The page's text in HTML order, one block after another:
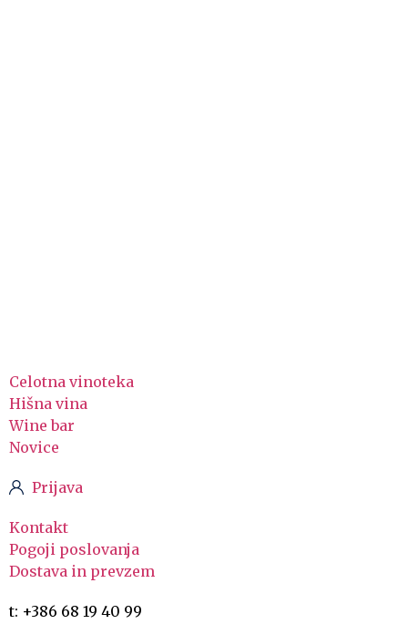
Celotna vinoteka
Hišna vina
Wine bar
Novice
Prijava
Kontakt
Pogoji poslovanja
Dostava in prevzem
t: +386 68 19 40 99